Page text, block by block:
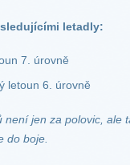
letadly:
7. úrovně
letoun 6. úrovně
není jen za polovic, ale
do boje.